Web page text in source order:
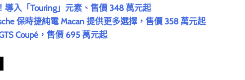
導入「Touring」元素、售價 348 萬元起
保時捷純電 Macan 提供更多選擇，售價 358 萬元起
Coupé，售價 695 萬元起